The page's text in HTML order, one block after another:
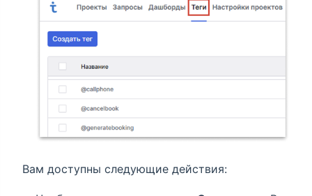
Вам доступны следующие действия: